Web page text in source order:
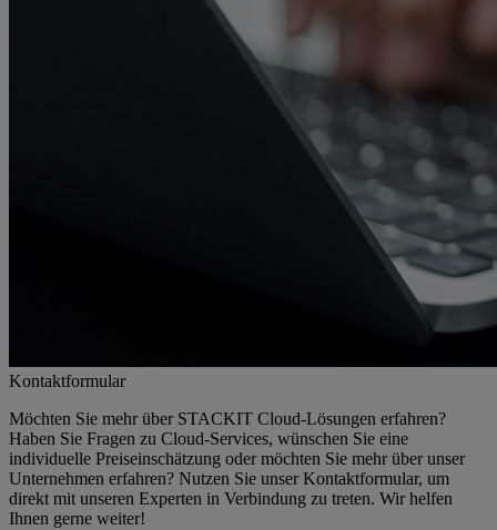
Kontaktformular
Möchten Sie mehr über STACKIT Cloud-Lösungen erfahren?
Haben Sie Fragen zu Cloud-Services, wünschen Sie eine
individuelle Preiseinschätzung oder möchten Sie mehr über unser
Unternehmen erfahren? Nutzen Sie unser Kontaktformular, um
direkt mit unseren Experten in Verbindung zu treten. Wir helfen
Ihnen gerne weiter!